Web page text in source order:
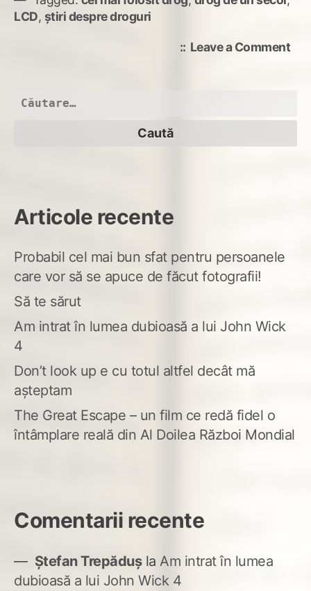
LCD, ştiri despre droguri
Leave a Commenton
Caută
Articole recente
Probabil cel mai bun sfat pentru persoanele
care vor să se apuce de făcut fotografii!
Să te sărut
Am intrat în lumea dubioasă a lui John Wick
4
Don’t look up e cu totul altfel decât mă
așteptam
The Great Escape – un film ce redă fidel o
întâmplare reală din Al Doilea Război Mondial
Comentarii recente
Ștefan Trepădușla Am intrat în lumea
dubioasă a lui John Wick 4